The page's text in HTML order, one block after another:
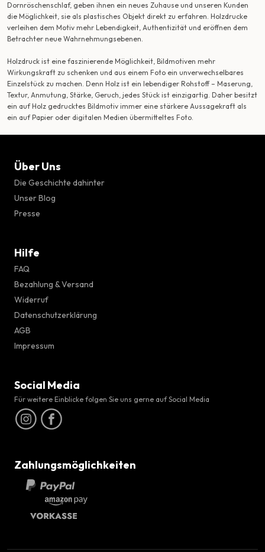
Dornröschenschlaf, geben ihnen ein neues Zuhause und unseren Kunden
die Möglichkeit, sie als plastisches Objekt direkt zu erfahren. Holzdrucke
verleihen dem Motiv mehr Lebendigkeit, Authentizität und eröffnen dem
Betrachter neue Wahrnehmungsebenen.
Holzdruck ist eine faszinierende Möglichkeit, Bildmotiven mehr
Wirkungskraft zu schenken und aus einem Foto ein unverwechselbares
Einzelstück zu machen. Denn Holz ist ein lebendiger Rohstoff – Maserung,
Textur, Anmutung, Stärke, Geruch, jedes Stück ist einzigartig. Daher besitzt
ein auf Holz gedrucktes Bildmotiv immer eine stärkere Aussagekraft als
ein auf Papier oder digitalen Medien übermitteltes Foto.
Über Uns
Die Geschichte dahinter
Unser Blog
Presse
Hilfe
FAQ
Bezahlung & Versand
Widerruf
Datenschutzerklärung
AGB
Impressum
Social Media
Für weitere Einblicke folgen Sie uns gerne auf Social Media
Zahlungsmöglichkeiten